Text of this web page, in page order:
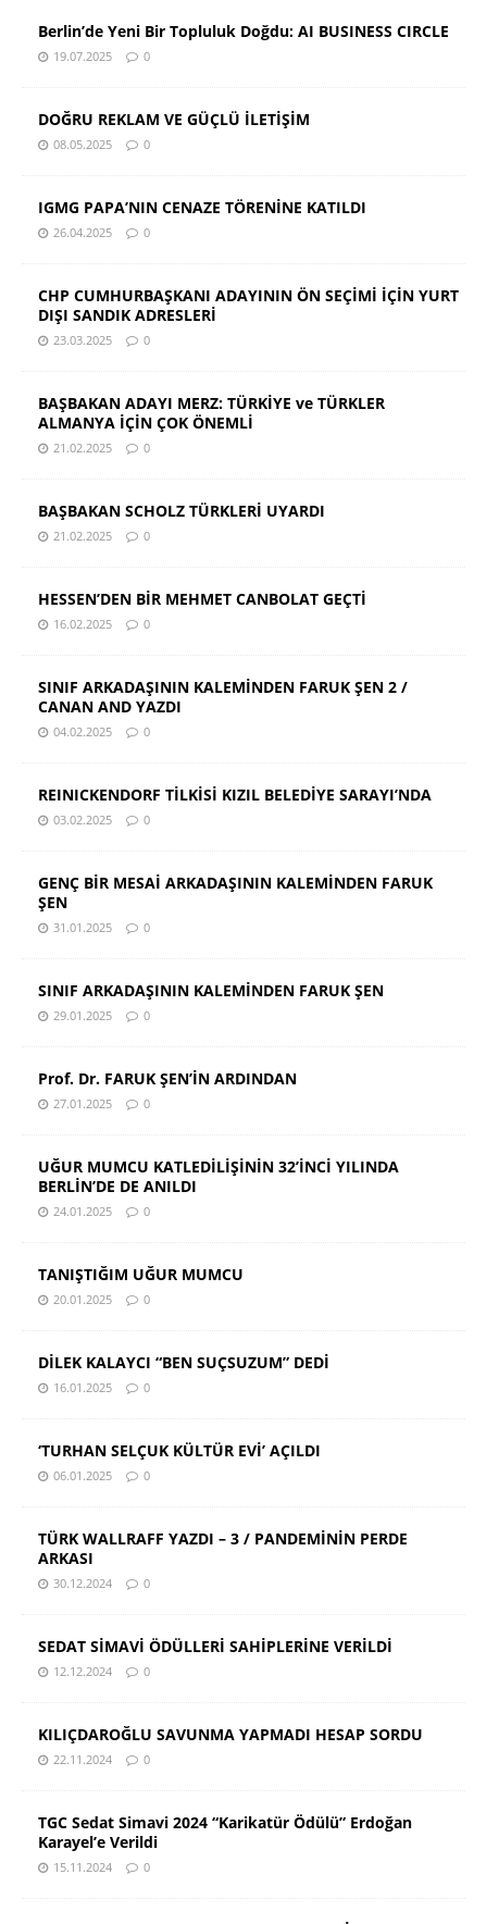
Berlin’de Yeni Bir Topluluk Doğdu: AI BUSINESS CIRCLE
19.07.2025 0
DOĞRU REKLAM VE GÜÇLÜ İLETİŞİM
08.05.2025 0
IGMG PAPA’NIN CENAZE TÖRENİNE KATILDI
26.04.2025 0
CHP CUMHURBAŞKANI ADAYININ ÖN SEÇİMİ İÇİN YURT
DIŞI SANDIK ADRESLERİ
23.03.2025 0
BAŞBAKAN ADAYI MERZ: TÜRKİYE ve TÜRKLER
ALMANYA İÇİN ÇOK ÖNEMLİ
21.02.2025 0
BAŞBAKAN SCHOLZ TÜRKLERİ UYARDI
21.02.2025 0
HESSEN’DEN BİR MEHMET CANBOLAT GEÇTİ
16.02.2025 0
SINIF ARKADAŞININ KALEMİNDEN FARUK ŞEN 2 /
CANAN AND YAZDI
04.02.2025 0
REINICKENDORF TİLKİSİ KIZIL BELEDİYE SARAYI’NDA
03.02.2025 0
GENÇ BİR MESAİ ARKADAŞININ KALEMİNDEN FARUK
ŞEN
31.01.2025 0
SINIF ARKADAŞININ KALEMİNDEN FARUK ŞEN
29.01.2025 0
Prof. Dr. FARUK ŞEN’İN ARDINDAN
27.01.2025 0
UĞUR MUMCU KATLEDİLİŞİNİN 32’İNCİ YILINDA
BERLİN’DE DE ANILDI
24.01.2025 0
TANIŞTIĞIM UĞUR MUMCU
20.01.2025 0
DİLEK KALAYCI “BEN SUÇSUZUM” DEDİ
16.01.2025 0
‘TURHAN SELÇUK KÜLTÜR EVİ’ AÇILDI
06.01.2025 0
TÜRK WALLRAFF YAZDI – 3 / PANDEMİNİN PERDE
ARKASI
30.12.2024 0
SEDAT SİMAVİ ÖDÜLLERİ SAHİPLERİNE VERİLDİ
12.12.2024 0
KILIÇDAROĞLU SAVUNMA YAPMADI HESAP SORDU
22.11.2024 0
TGC Sedat Simavi 2024 “Karikatür Ödülü” Erdoğan
Karayel’e Verildi
15.11.2024 0